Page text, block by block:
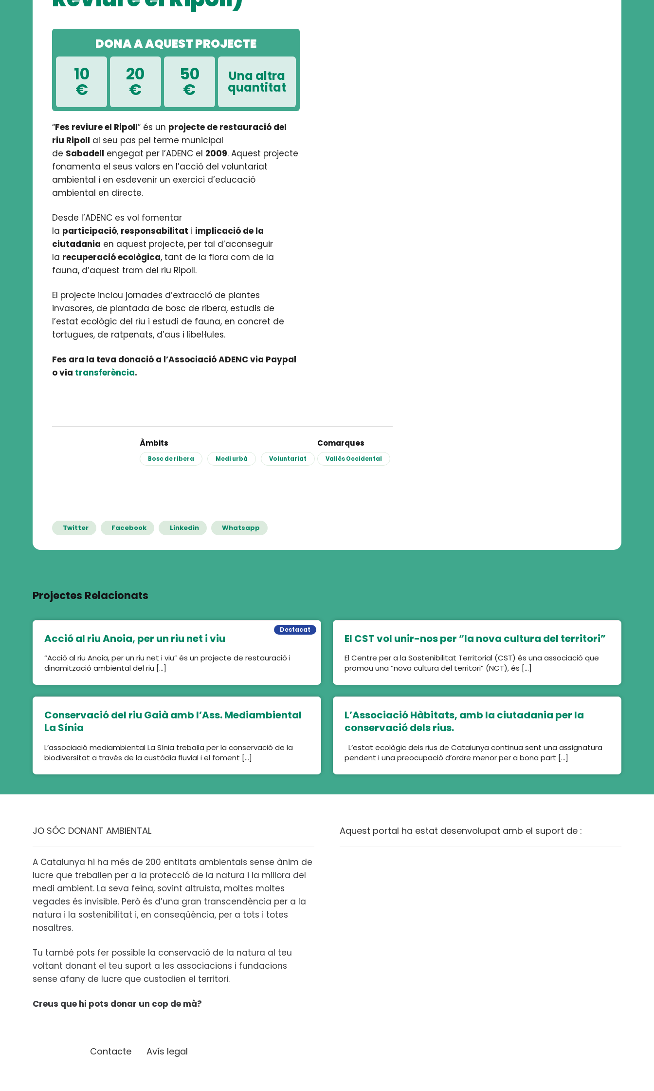
DONA A AQUEST PROJECTE
10
€
20
€
50
€
Una altra
quantitat
“Fes reviure el Ripoll” és un projecte de restauració del
riu Ripoll al seu pas pel terme municipal
de Sabadell engegat per l’ADENC el 2009. Aquest projecte
fonamenta el seus valors en l’acció del voluntariat
ambiental i en esdevenir un exercici d’educació
ambiental en directe.
Desde l’ADENC es vol fomentar
la participació, responsabilitat i implicació de la
ciutadania en aquest projecte, per tal d’aconseguir
la recuperació ecològica, tant de la flora com de la
fauna, d’aquest tram del riu Ripoll.
El projecte inclou jornades d’extracció de plantes
invasores, de plantada de bosc de ribera, estudis de
l’estat ecològic del riu i estudi de fauna, en concret de
tortugues, de ratpenats, d’aus i libel·lules.
Fes ara la teva donació a l’Associació ADENC via Paypal
o via transferència.
Àmbits
Bosc de ribera Medi urbà Voluntariat
Comarques
Vallès Occidental
Twitter Facebook Linkedin Whatsapp
Projectes Relacionats
Acció al riu Anoia, per un riu net i viu
Destacat
“Acció al riu Anoia, per un riu net i viu” és un projecte de restauració i
dinamització ambiental del riu […]
El CST vol unir-nos per “la nova cultura del territori”
El Centre per a la Sostenibilitat Territorial (CST) és una associació que
promou una “nova cultura del territori” (NCT), és […]
Conservació del riu Gaià amb l’Ass. Mediambiental
La Sínia
L’associació mediambiental La Sínia treballa per la conservació de la
biodiversitat a través de la custòdia fluvial i el foment […]
L’Associació Hàbitats, amb la ciutadania per la
conservació dels rius.
L’estat ecològic dels rius de Catalunya continua sent una assignatura
pendent i una preocupació d’ordre menor per a bona part […]
JO SÓC DONANT AMBIENTAL
A Catalunya hi ha més de 200 entitats ambientals sense ànim de
lucre que treballen per a la protecció de la natura i la millora del
medi ambient. La seva feina, sovint altruista, moltes moltes
vegades és invisible. Però és d’una gran transcendència per a la
natura i la sostenibilitat i, en conseqüència, per a tots i totes
nosaltres.
Tu també pots fer possible la conservació de la natura al teu
voltant donant el teu suport a les associacions i fundacions
sense afany de lucre que custodien el territori.
Creus que hi pots donar un cop de mà?
Contacte Avís legal
Aquest portal ha estat desenvolupat amb el suport de :